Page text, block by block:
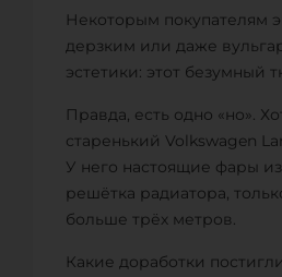
Некоторым покупателям
дерзким или даже
эстетики: этот безумный
Правда, есть одно «но».
старенький Volkswagen
У него настоящие фары
решётка радиатора,
больше трёх метров.
Какие доработки